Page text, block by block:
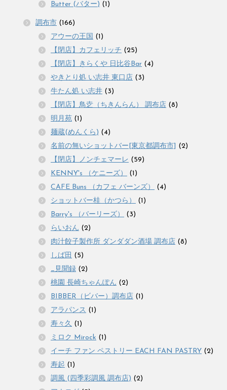
Butter (バター) (1)
調布市 (166)
アウーの王国 (1)
【閉店】カフェリッチ (25)
【閉店】きらくや 日比谷Bar (4)
やきとり処 い志井 東口店 (3)
牛たん処 い志井 (3)
【閉店】鳥赱（ちきんらん） 調布店 (8)
明月苑 (1)
麺蔵(めんくら) (4)
名前の無いショットバー[東京都調布市]
(2)
【閉店】ノンチェマーレ (59)
KENNY's （ケニーズ）
(1)
CAFE Buns （カフェ バーンズ）
(4)
ショットバー桂（かつら）
(1)
Barry's （バーリーズ）
(3)
らいおん (2)
肉汁餃子製作所 ダンダダン酒場 調布店 (8)
しば田 (5)
_見聞録 (2)
桃園 長崎ちゃんぽん (2)
BIBBER（ビバー）調布店 (1)
アラパンス (1)
寿々久 (1)
ミロク Mirock (1)
イーチ ファン ペストリー EACH FAN PASTRY (2)
寿起 (1)
調風 (四季彩調風 調布店) (2)